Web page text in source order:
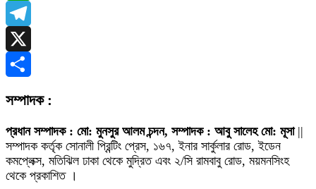
WhatsApp
Telegram
X
সম্পাদক :
প্রধান সম্পাদক : মো: মুনসুর আলম চন্দন, সম্পাদক : আবু সালেহ মো: মূসা||
সম্পাদক কর্তৃক সোনালী প্রিন্টিং প্রেস, ১৬৭, ইনার সার্কুলার রোড, ইডেন
কমপ্লেক্স, মতিঝিল ঢাকা থেকে মুদ্রিত এবং ২/সি রামবাবু রোড, ময়মনসিংহ
থেকে প্রকাশিত ।